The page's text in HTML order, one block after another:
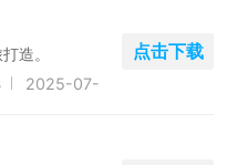
造。
2025-07-
点击下载